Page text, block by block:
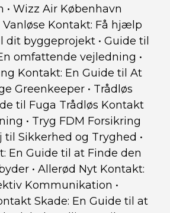
• Wizz Air København
Vanløse Kontakt: Få hjælp
dit byggeprojekt • Guide til
omfattende vejledning •
Kontakt: En Guide til At
Greenkeeper • Trådløs
til Fuga Trådløs Kontakt
• Tryg FDM Forsikring
til Sikkerhed og Tryghed •
En Guide til at Finde den
• Allerød Nyt Kontakt:
Kommunikation •
Skade: En Guide til at